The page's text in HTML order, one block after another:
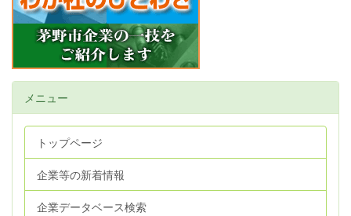
メニュー
トップページ
企業等の新着情報
企業データベース検索